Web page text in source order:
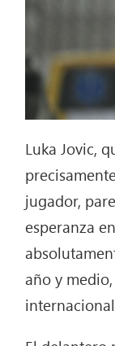
Luka Jovic,
jugador,
esperanza
año y